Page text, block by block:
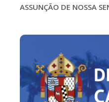
ASSUNÇÃO DE NOSSA